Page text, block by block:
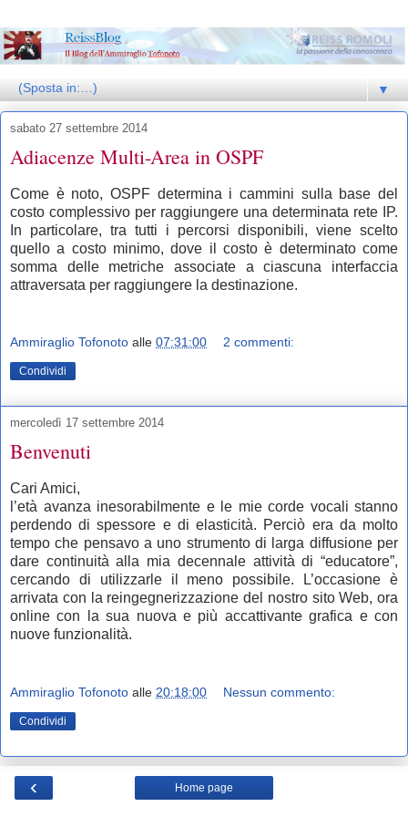
▼
sabato 27 settembre 2014
Adiacenze Multi-Area in OSPF
Come è noto, OSPF determina i cammini sulla base del
costo complessivo per raggiungere una determinata rete IP.
In particolare, tra tutti i percorsi disponibili, viene scelto
quello a costo minimo, dove il costo è determinato come
somma delle metriche associate a ciascuna interfaccia
attraversata per raggiungere la destinazione.
Ammiraglio Tofonoto alle 07:31:00 2 commenti:
Condividi
mercoledì 17 settembre 2014
Benvenuti
Cari Amici,
l’età avanza inesorabilmente e le mie corde vocali stanno
perdendo di spessore e di elasticità. Perciò era da molto
tempo che pensavo a uno strumento di larga diffusione per
dare continuità alla mia decennale attività di “educatore”,
cercando di utilizzarle il meno possibile. L’occasione è
arrivata con la reingegnerizzazione del nostro sito Web, ora
online con la sua nuova e più accattivante grafica e con
nuove funzionalità.
Ammiraglio Tofonoto alle 20:18:00 Nessun commento:
Condividi
‹ Home page